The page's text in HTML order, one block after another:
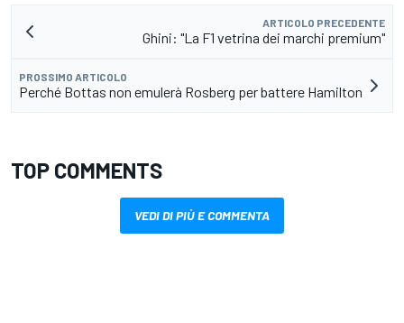
ARTICOLO PRECEDENTE
Ghini: "La F1 vetrina dei marchi premium"
PROSSIMO ARTICOLO
Perché Bottas non emulerà Rosberg per battere Hamilton
TOP COMMENTS
VEDI DI PIÙ E COMMENTA